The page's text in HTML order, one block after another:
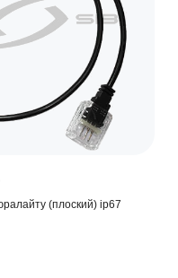
(плоский) ip67